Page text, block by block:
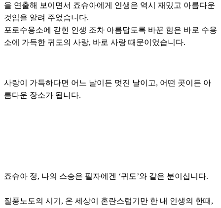
을 연출해 보이면서 죠슈아에게 인생은 역시 재밌고 아름다운
것임을 알려 주었습니다.
포로수용소에 갇힌 인생 조차 아름답도록 바꾼 힘은 바로 수용
소에 가득한 귀도의 사랑, 바로 사랑 때문이었습니다.
사랑이 가득하다면 어느 날이든 멋진 날이고, 어떤 곳이든 아
름다운 장소가 됩니다.
죠슈아 정, 나의 스승은 필자에겐 ‘귀도’와 같은 분이십니다.
질풍노도의 시기, 온 세상이 혼란스럽기만 한 내 인생의 한때,